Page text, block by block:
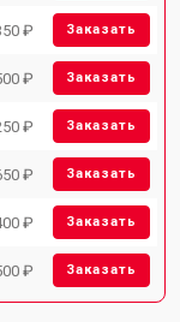
₽ Заказать
₽ Заказать
₽ Заказать
₽ Заказать
₽ Заказать
₽ Заказать